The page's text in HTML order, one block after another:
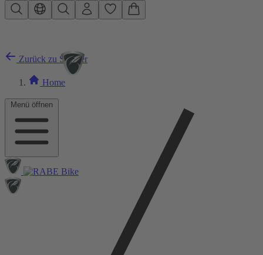
Zum Hauptinhalt springen
Menü öffnen
Zurück zu Ständer
Home